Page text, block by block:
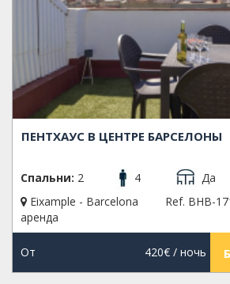
ПЕНТХАУС В ЦЕНТРЕ БАРСЕЛОНЫ
Спальни: 2 4 Да
Eixample - Barcelona
Ref. BHB-
аренда
От 420€/ ночь